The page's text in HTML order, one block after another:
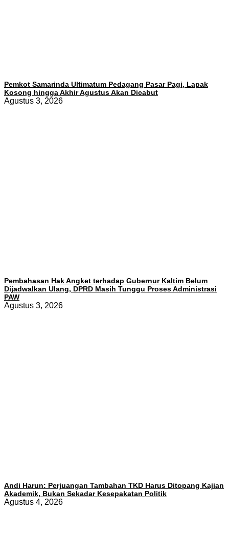
Pemkot Samarinda Ultimatum Pedagang Pasar Pagi, Lapak
Kosong hingga Akhir Agustus Akan Dicabut
Agustus 3, 2026
Pembahasan Hak Angket terhadap Gubernur Kaltim Belum
Dijadwalkan Ulang, DPRD Masih Tunggu Proses Administrasi
PAW
Agustus 3, 2026
Andi Harun: Perjuangan Tambahan TKD Harus Ditopang Kajian
Akademik, Bukan Sekadar Kesepakatan Politik
Agustus 4, 2026